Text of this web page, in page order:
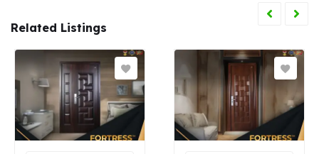
Related Listings